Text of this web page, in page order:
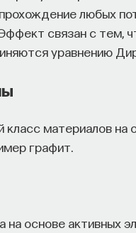
любых
связан с тем,
уравнению
материалов на
графит.
на основе активных